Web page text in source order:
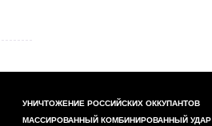
УНИЧТОЖЕНИЕ РОССИЙСКИХ ОККУПАНТОВ
МАССИРОВАННЫЙ КОМБИНИРОВАННЫЙ УДАР